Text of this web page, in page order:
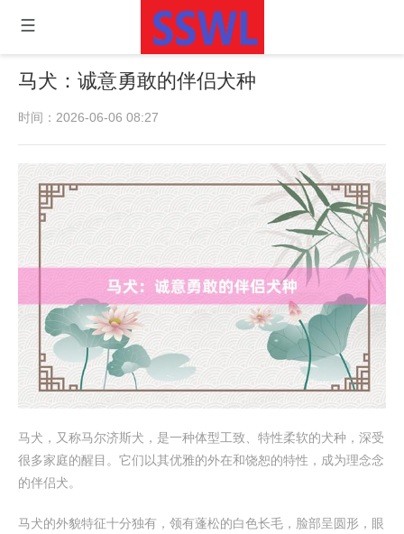
马犬：诚意勇敢的伴侣犬种
时间：2026-06-06 08:27
马犬，又称马尔济斯犬，是一种体型工致、特性柔软的犬种，深受
很多家庭的醒目。它们以其优雅的外在和饶恕的特性，成为理念念
的伴侣犬。
马犬的外貌特征十分独有，领有蓬松的白色长毛，脸部呈圆形，眼